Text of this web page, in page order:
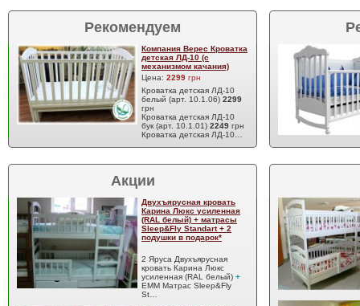
Рекомендуем
Компания Верес Кроватка
детская ЛД-10 (с
механизмом качания)
Цена: 2299 грн
Кроватка детская ЛД-10
белый (арт. 10.1.06) 2299
грн
Кроватка детская ЛД-10
бук (арт. 10.1.01) 2249 грн
Кроватка детская ЛД-10…
Акции
Двухъярусная кровать
Карина Люкс усиленная
(RAL белый) + матрасы
Sleep&Fly Standart + 2
подушки в подарок*
2 Яруса Двухъярусная
кровать Карина Люкс
усиленная (RAL белый) +
EMM Матрас Sleep&Fly
St…